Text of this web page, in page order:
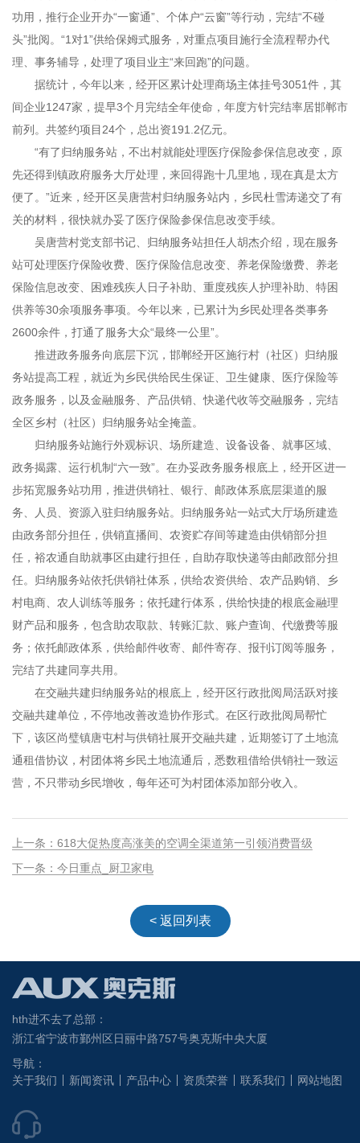
功用，推行企业开办“一窗通”、个体户“云窗”等行动，完结“不碰
头”批阅。“1对1”供给保姆式服务，对重点项目施行全流程帮办代
理、事务辅导，处理了项目业主“来回跑”的问题。
据统计，今年以来，经开区累计处理商场主体挂号3051件，其
间企业1247家，提早3个月完结全年使命，年度方针完结率居邯郸市
前列。共签约项目24个，总出资191.2亿元。
“有了归纳服务站，不出村就能处理医疗保险参保信息改变，原
先还得到镇政府服务大厅处理，来回得跑十几里地，现在真是太方
便了。”近来，经开区吴唐营村归纳服务站内，乡民杜雪涛递交了有
关的材料，很快就办妥了医疗保险参保信息改变手续。
吴唐营村党支部书记、归纳服务站担任人胡杰介绍，现在服务
站可处理医疗保险收费、医疗保险信息改变、养老保险缴费、养老
保险信息改变、困难残疾人日子补助、重度残疾人护理补助、特困
供养等30余项服务事项。今年以来，已累计为乡民处理各类事务
2600余件，打通了服务大众“最终一公里”。
推进政务服务向底层下沉，邯郸经开区施行村（社区）归纳服
务站提高工程，就近为乡民供给民生保证、卫生健康、医疗保险等
政务服务，以及金融服务、产品供销、快递代收等交融服务，完结
全区乡村（社区）归纳服务站全掩盖。
归纳服务站施行外观标识、场所建造、设备设备、就事区域、
政务揭露、运行机制“六一致”。在办妥政务服务根底上，经开区进一
步拓宽服务站功用，推进供销社、银行、邮政体系底层渠道的服
务、人员、资源入驻归纳服务站。归纳服务站一站式大厅场所建造
由政务部分担任，供销直播间、农资贮存间等建造由供销部分担
任，裕农通自助就事区由建行担任，自助存取快递等由邮政部分担
任。归纳服务站依托供销社体系，供给农资供给、农产品购销、乡
村电商、农人训练等服务；依托建行体系，供给快捷的根底金融理
财产品和服务，包含助农取款、转账汇款、账户查询、代缴费等服
务；依托邮政体系，供给邮件收寄、邮件寄存、报刊订阅等服务，
完结了共建同享共用。
在交融共建归纳服务站的根底上，经开区行政批阅局活跃对接
交融共建单位，不停地改善改造协作形式。在区行政批阅局帮忙
下，该区尚璧镇唐屯村与供销社展开交融共建，近期签订了土地流
通租借协议，村团体将乡民土地流通后，悉数租借给供销社一致运
营，不只带动乡民增收，每年还可为村团体添加部分收入。
上一条：618大促热度高涨美的空调全渠道第一引领消费晋级
下一条：今日重点_厨卫家电
< 返回列表
hth进不去了总部：
浙江省宁波市鄞州区日丽中路757号奥克斯中央大厦
导航：
关于我们
新闻资讯 产品中心 资质荣誉 联系我们 网站地图